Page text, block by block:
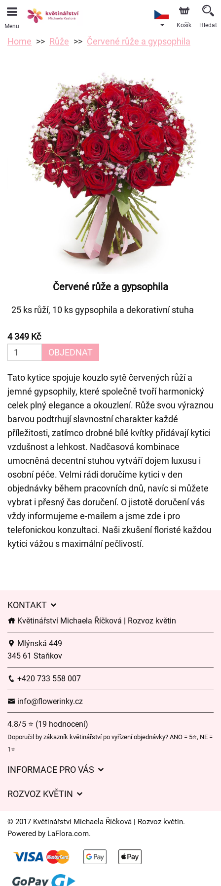
Menu Košík Hledat
Home Růže Červené růže a gypsophila
Červené růže a gypsophila
25 ks růží, 10 ks gypsophila a dekorativní stuha
4 349 Kč
OBJEDNAT
Tato kytice spojuje kouzlo sytě červených růží a
jemné gypsophily, které společně tvoří harmonický
celek plný elegance a okouzlení. Růže svou výraznou
barvou podtrhují slavnostní charakter každé
příležitosti, zatímco drobné bílé kvítky přidávají kytici
vzdušnost a lehkost. Nadčasová kombinace
umocněná decentní stuhou vytváří dojem luxusu i
osobní péče. Velmi rádi doručíme kytici v den
objednávky během pracovních dnů, navíc si můžete
vybrat i přesný čas doručení. O jistotě doručení vás
vždy informujeme e-mailem a jsme zde i pro
telefonickou konzultaci. Naši zkušení floristé každou
kytici vážou s maximální pečlivostí.
KONTAKT
Květinářství Michaela Říčková | Rozvoz květin
Mlýnská 449
345 61 Staňkov
+420 733 558 007
info@flowerinky.cz
4.8/5 ⭐ (19 hodnocení)
Doporučil by zákazník květinářství po vyřízení objednávky? ANO = 5⭐, NE =
1⭐
INFORMACE PRO VÁS
Často kladené dotazy
O nás
Časy doručení květin – přehled možností
ROZVOZ KVĚTIN
Kam doručujeme květiny
Kontakt
© 2017 Květinářství Michaela Říčková | Rozvoz květin.
Powered by LaFlora.com.